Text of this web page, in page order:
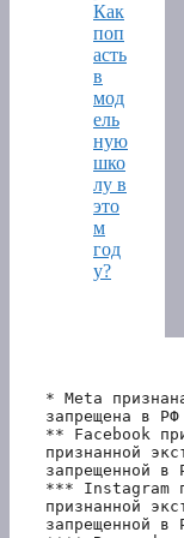
Как
поп
асть
в
мод
ель
ную
шко
лу в
это
м
год
у?
* Meta
запрещена в РФ
** Facebook
признанной
запрещенной в
*** Instagram
признанной
запрещенной в